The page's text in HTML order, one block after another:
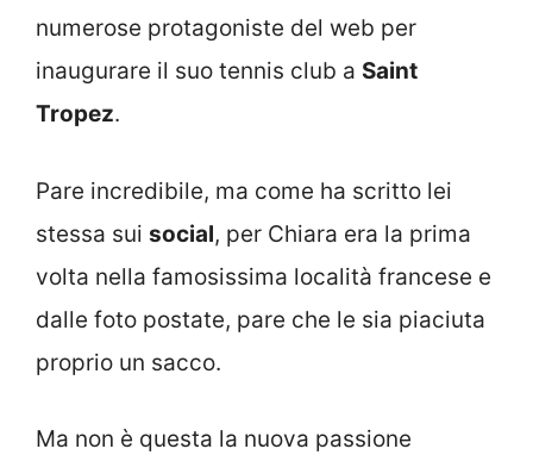
numerose protagoniste del web per
inaugurare il suo tennis club a Saint
Tropez.
Pare incredibile, ma come ha scritto lei
stessa sui social, per Chiara era la prima
volta nella famosissima località francese e
dalle foto postate, pare che le sia piaciuta
proprio un sacco.
Ma non è questa la nuova passione